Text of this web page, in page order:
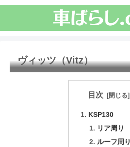
ヴィッツ（Vitz）
目次
KSP130
リア周り
ルーフ周り